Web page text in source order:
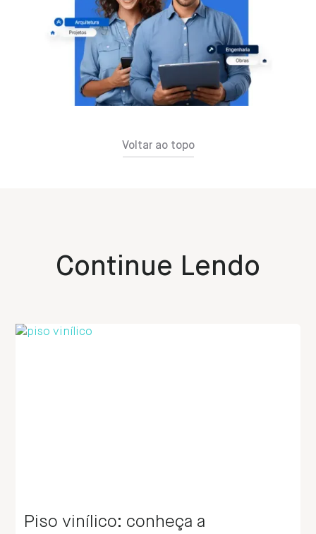
Voltar ao topo
Continue Lendo
Piso vinílico: conheça a